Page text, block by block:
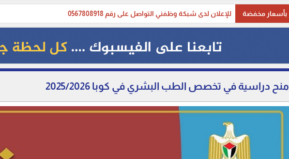
بأسعار مخفضة للإعلان لدى شبكة وظفني التواصل على رقم 0567808918
منح دراسية في تخصص الطب البشري في كوبا 2025/2026